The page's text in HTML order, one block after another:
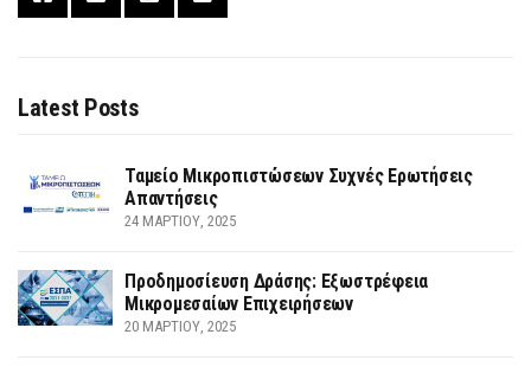
Latest Posts
Ταμείο Μικροπιστώσεων Συχνές Ερωτήσεις
Απαντήσεις
24 ΜΑΡΤΊΟΥ, 2025
Προδημοσίευση Δράσης: Εξωστρέφεια
Μικρομεσαίων Επιχειρήσεων
20 ΜΑΡΤΊΟΥ, 2025